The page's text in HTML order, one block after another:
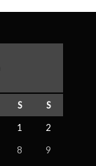
S
S
1
2
8
9